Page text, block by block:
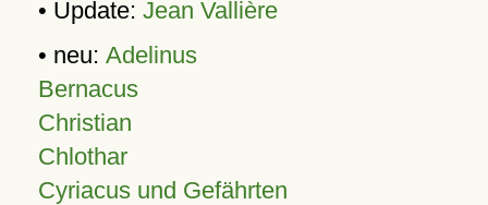
• Update: Jean Vallière
• neu: Adelinus
Bernacus
Christian
Chlothar
Cyriacus und Gefährten